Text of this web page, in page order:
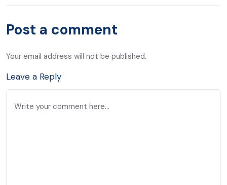
Post a comment
Your email address will not be published.
Leave a Reply